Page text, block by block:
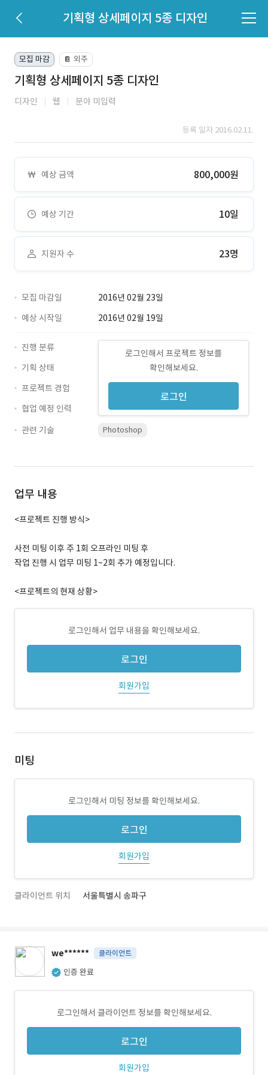
기획형 상세페이지 5종 디자인
모집 마감 📔 외주
기획형 상세페이지 5종 디자인
디자인 웹 분야 미입력
등록 일자 2016.02.11.
예상 금액 800,000원
예상 기간 10일
지원자 수 23명
모집 마감일
2016년 02월 23일
예상 시작일
2016년 02월 19일
로그인해서 프로젝트 정보를
확인해보세요.
로그인
진행 분류
기획 상태
프로젝트 경험
협업 예정 인력
관련 기술
Photoshop
업무 내용
<프로젝트 진행 방식>
사전 미팅 이후 주 1회 오프라인 미팅 후
작업 진행 시 업무 미팅 1~2회 추가 예정입니다.
<프로젝트의 현재 상황>
로그인해서 업무 내용을 확인해보세요.
로그인
회원가입
미팅
로그인해서 미팅 정보를 확인해보세요.
로그인
회원가입
클라이언트 위치 서울특별시 송파구
we****** 클라이언트
인증 완료
로그인해서 클라이언트 정보를 확인해보세요.
로그인
회원가입